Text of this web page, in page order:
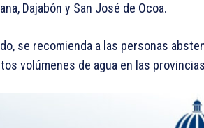
Dajabón y San José de Ocoa.
se recomienda a las personas
volúmenes de agua en las